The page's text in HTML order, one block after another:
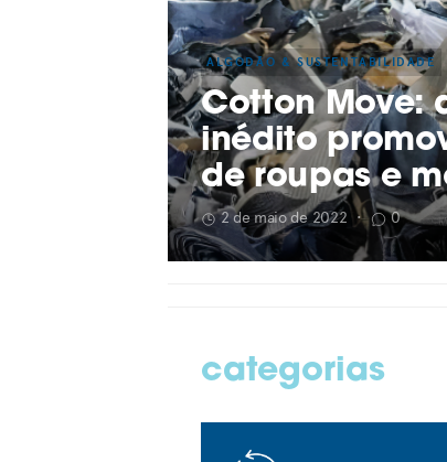
ALGODÃO & SUSTENTABILIDADE
Cotton Move:
inédito
de roupas e
2 de maio de 2022 • 0
categorias